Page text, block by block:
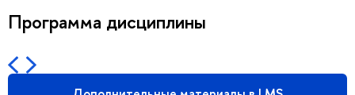
Программа дисциплины